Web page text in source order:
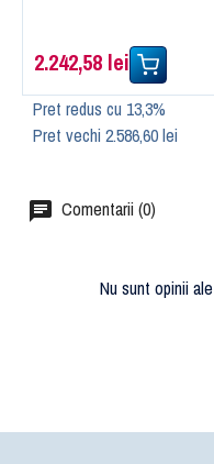
2.242,58 lei
Pret redus cu 13,3%
Pret vechi 2.586,60 lei
Comentarii (0)
Nu sunt opinii